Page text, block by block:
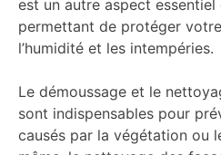
est un autre aspect
permettant de protéger
l’humidité et les intempéries.
Le démoussage et le
sont indispensables pour
causés par la végétation ou